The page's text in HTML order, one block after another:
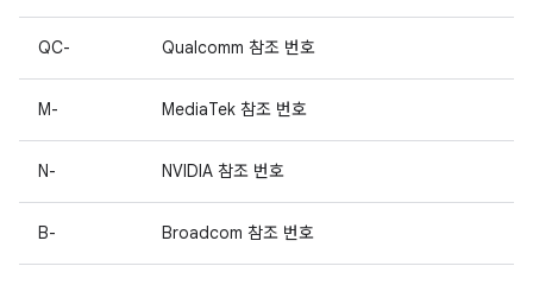
QC- Qualcomm 참조 번호
M- MediaTek 참조 번호
N- NVIDIA 참조 번호
B- Broadcom 참조 번호